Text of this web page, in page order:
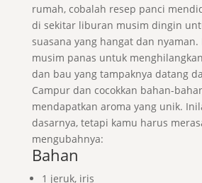
rumah, cobalah resep panci
di sekitar liburan musim dingin
suasana yang hangat dan
musim panas untuk
dan bau yang tampaknya datang
Campur dan cocokkan bahan-
mendapatkan aroma yang unik.
dasarnya, tetapi kamu harus
mengubahnya:
Bahan
1 jeruk, iris